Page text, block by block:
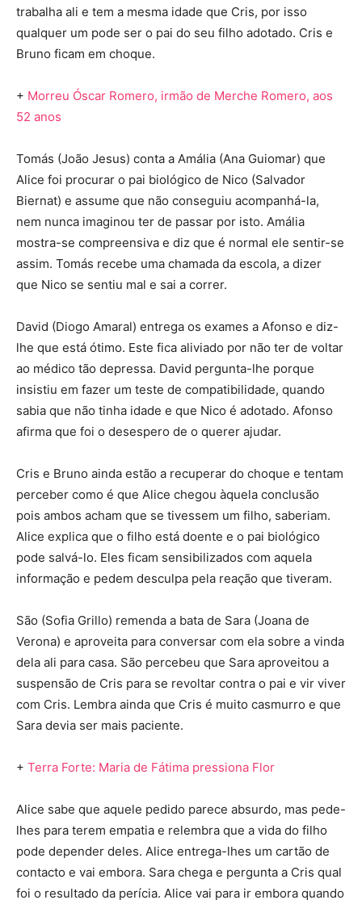
trabalha ali e tem a mesma idade que Cris, por isso
qualquer um pode ser o pai do seu filho adotado. Cris e
Bruno ficam em choque.
+ Morreu Óscar Romero, irmão de Merche Romero, aos
52 anos
Tomás (João Jesus) conta a Amália (Ana Guiomar) que
Alice foi procurar o pai biológico de Nico (Salvador
Biernat) e assume que não conseguiu acompanhá-la,
nem nunca imaginou ter de passar por isto. Amália
mostra-se compreensiva e diz que é normal ele sentir-se
assim. Tomás recebe uma chamada da escola, a dizer
que Nico se sentiu mal e sai a correr.
David (Diogo Amaral) entrega os exames a Afonso e diz-
lhe que está ótimo. Este fica aliviado por não ter de voltar
ao médico tão depressa. David pergunta-lhe porque
insistiu em fazer um teste de compatibilidade, quando
sabia que não tinha idade e que Nico é adotado. Afonso
afirma que foi o desespero de o querer ajudar.
Cris e Bruno ainda estão a recuperar do choque e tentam
perceber como é que Alice chegou àquela conclusão
pois ambos acham que se tivessem um filho, saberiam.
Alice explica que o filho está doente e o pai biológico
pode salvá-lo. Eles ficam sensibilizados com aquela
informação e pedem desculpa pela reação que tiveram.
São (Sofia Grillo) remenda a bata de Sara (Joana de
Verona) e aproveita para conversar com ela sobre a vinda
dela ali para casa. São percebeu que Sara aproveitou a
suspensão de Cris para se revoltar contra o pai e vir viver
com Cris. Lembra ainda que Cris é muito casmurro e que
Sara devia ser mais paciente.
+ Terra Forte: Maria de Fátima pressiona Flor
Alice sabe que aquele pedido parece absurdo, mas pede-
lhes para terem empatia e relembra que a vida do filho
pode depender deles. Alice entrega-lhes um cartão de
contacto e vai embora. Sara chega e pergunta a Cris qual
foi o resultado da perícia. Alice vai para ir embora quando